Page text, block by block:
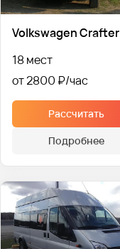
Volkswagen Crafter
18 мест
от 2800 ₽
Рассчитать
Подробнее